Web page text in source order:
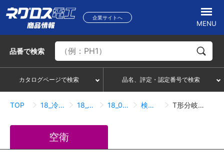
企業サイトへ
MENU
品番で検索
カタログページで検索 品名、評定・認定番号で検索
TOP 18_冷媒管ラック 18_09_底板 18_09_01_底板 検索結果一覧 T形分岐用底板（先付け）
空衛